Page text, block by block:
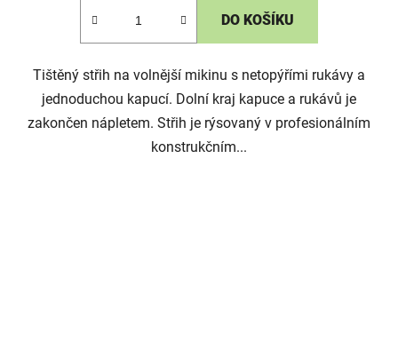
DO KOŠÍKU
Tištěný střih na volnější mikinu s netopýřími rukávy a
jednoduchou kapucí. Dolní kraj kapuce a rukávů je
zakončen nápletem. Střih je rýsovaný v profesionálním
konstrukčním...